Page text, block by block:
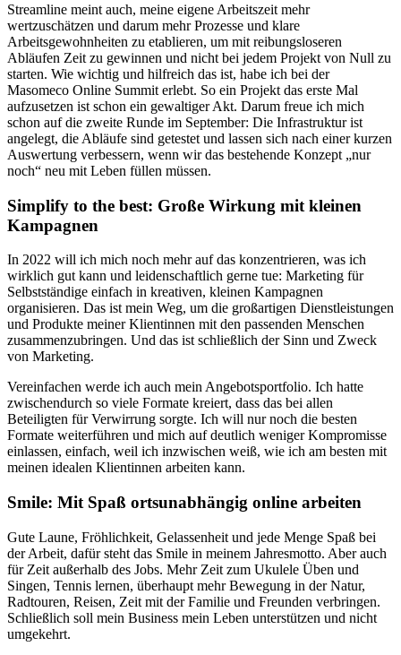
Streamline meint auch, meine eigene Arbeitszeit mehr
wertzuschätzen und darum mehr Prozesse und klare
Arbeitsgewohnheiten zu etablieren, um mit reibungsloseren
Abläufen Zeit zu gewinnen und nicht bei jedem Projekt von Null zu
starten. Wie wichtig und hilfreich das ist, habe ich bei der
Masomeco Online Summit erlebt. So ein Projekt das erste Mal
aufzusetzen ist schon ein gewaltiger Akt. Darum freue ich mich
schon auf die zweite Runde im September: Die Infrastruktur ist
angelegt, die Abläufe sind getestet und lassen sich nach einer kurzen
Auswertung verbessern, wenn wir das bestehende Konzept „nur
noch“ neu mit Leben füllen müssen.
Simplify to the best: Große Wirkung mit kleinen
Kampagnen
In 2022 will ich mich noch mehr auf das konzentrieren, was ich
wirklich gut kann und leidenschaftlich gerne tue: Marketing für
Selbstständige einfach in kreativen, kleinen Kampagnen
organisieren. Das ist mein Weg, um die großartigen Dienstleistungen
und Produkte meiner Klientinnen mit den passenden Menschen
zusammenzubringen. Und das ist schließlich der Sinn und Zweck
von Marketing.
Vereinfachen werde ich auch mein Angebotsportfolio. Ich hatte
zwischendurch so viele Formate kreiert, dass das bei allen
Beteiligten für Verwirrung sorgte. Ich will nur noch die besten
Formate weiterführen und mich auf deutlich weniger Kompromisse
einlassen, einfach, weil ich inzwischen weiß, wie ich am besten mit
meinen idealen Klientinnen arbeiten kann.
Smile: Mit Spaß ortsunabhängig online arbeiten
Gute Laune, Fröhlichkeit, Gelassenheit und jede Menge Spaß bei
der Arbeit, dafür steht das Smile in meinem Jahresmotto. Aber auch
für Zeit außerhalb des Jobs. Mehr Zeit zum Ukulele Üben und
Singen, Tennis lernen, überhaupt mehr Bewegung in der Natur,
Radtouren, Reisen, Zeit mit der Familie und Freunden verbringen.
Schließlich soll mein Business mein Leben unterstützen und nicht
umgekehrt.